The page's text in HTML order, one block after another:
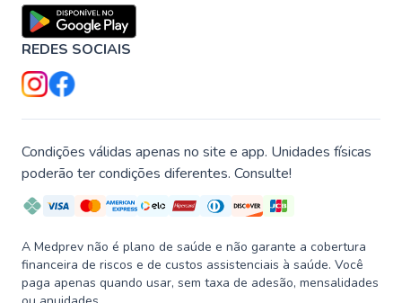
REDES SOCIAIS
Condições válidas apenas no site e app. Unidades físicas
poderão ter condições diferentes. Consulte!
A Medprev não é plano de saúde e não garante a cobertura
financeira de riscos e de custos assistenciais à saúde. Você
paga apenas quando usar, sem taxa de adesão, mensalidades